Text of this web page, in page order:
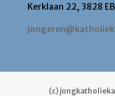
Kerklaan 22, 3828
(c)